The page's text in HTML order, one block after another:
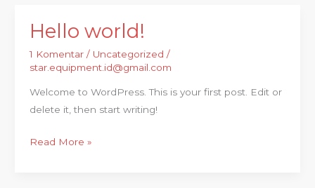
Hello world!
1 Komentar / Uncategorized /
star.equipment.id@gmail.com
Welcome to WordPress. This is your first post. Edit or
delete it, then start writing!
Hello
Read More »